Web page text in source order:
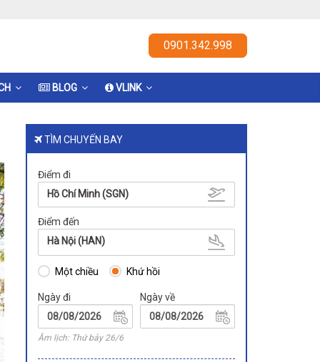
0901.342.998
BLOG VLINK
TÌM CHUYẾN BAY
Điểm đi
Hồ Chí Minh (SGN)
Điểm đến
Hà Nội (HAN)
Một chiều Khứ hồi
Ngày đi
Âm lịch: Thứ bảy 26/6
Ngày về